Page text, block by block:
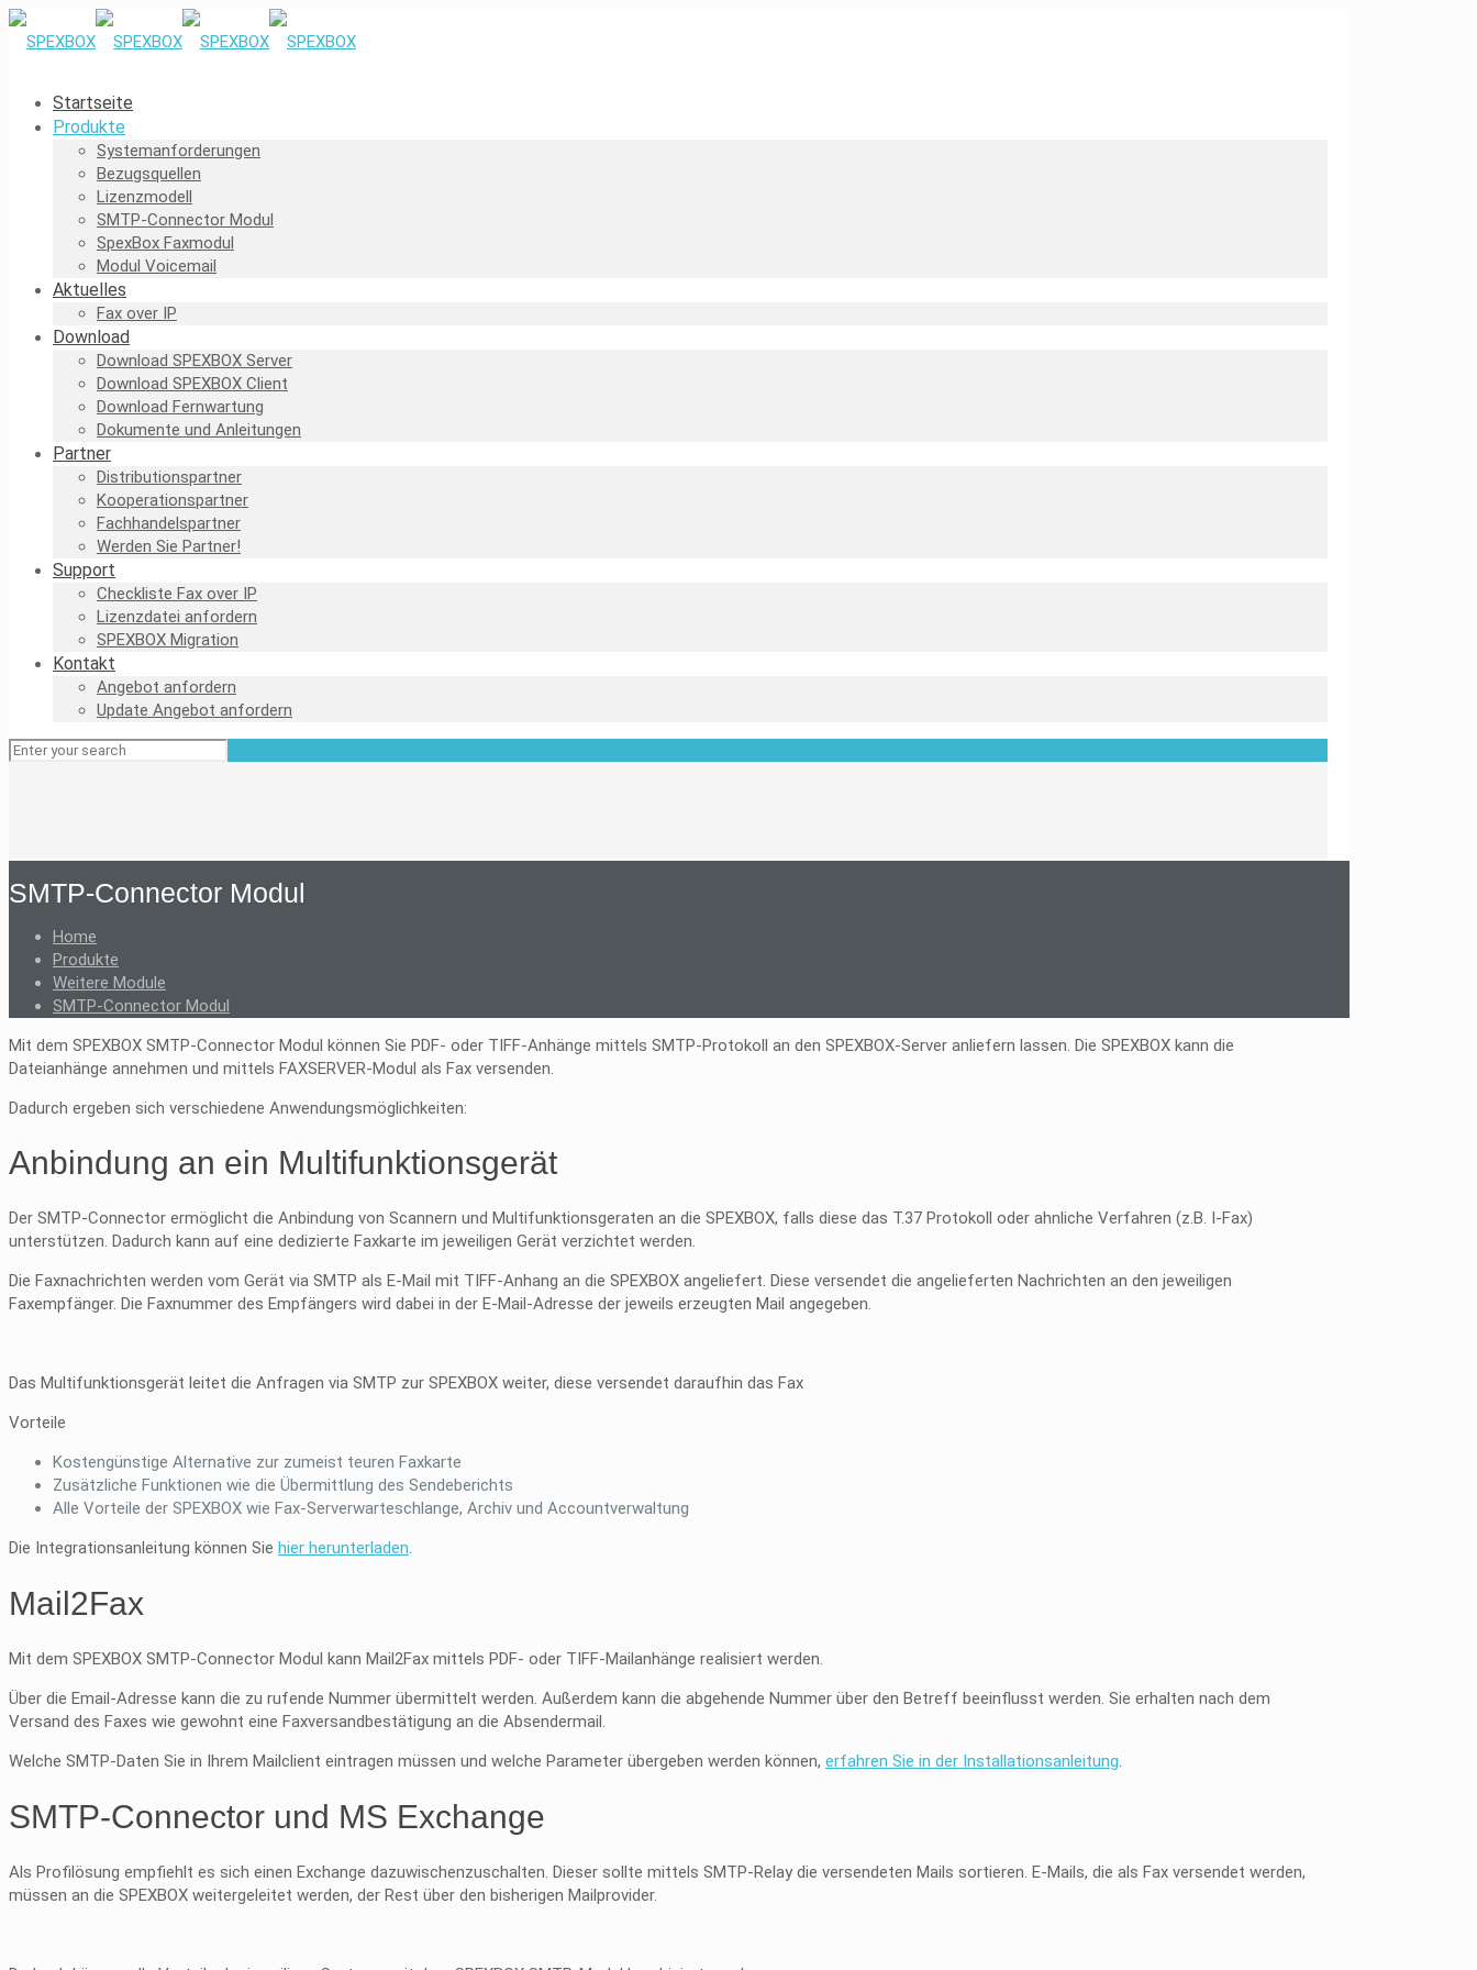
Startseite
Produkte
Systemanforderungen
Bezugsquellen
Lizenzmodell
SMTP-Connector Modul
SpexBox Faxmodul
Modul Voicemail
Aktuelles
Fax over IP
Download
Download SPEXBOX Server
Download SPEXBOX Client
Download Fernwartung
Dokumente und Anleitungen
Partner
Distributionspartner
Kooperationspartner
Fachhandelspartner
Werden Sie Partner!
Support
Checkliste Fax over IP
Lizenzdatei anfordern
SPEXBOX Migration
Kontakt
Angebot anfordern
Update Angebot anfordern
SMTP-Connector Modul
Home
Produkte
Weitere Module
SMTP-Connector Modul
Mit dem SPEXBOX SMTP-Connector Modul können Sie PDF- oder TIFF-Anhänge mittels SMTP-Protokoll an den SPEXBOX-Server anliefern lassen. Die SPEXBOX kann die
Dateianhänge annehmen und mittels FAXSERVER-Modul als Fax versenden.
Dadurch ergeben sich verschiedene Anwendungsmöglichkeiten:
Anbindung an ein Multifunktionsgerät
Der SMTP-Connector ermöglicht die Anbindung von Scannern und Multifunktionsgeraten an die SPEXBOX, falls diese das T.37 Protokoll oder ahnliche Verfahren (z.B. I-Fax)
unterstützen. Dadurch kann auf eine dedizierte Faxkarte im jeweiligen Gerät verzichtet werden.
Die Faxnachrichten werden vom Gerät via SMTP als E-Mail mit TIFF-Anhang an die SPEXBOX angeliefert. Diese versendet die angelieferten Nachrichten an den jeweiligen
Faxempfänger. Die Faxnummer des Empfängers wird dabei in der E-Mail-Adresse der jeweils erzeugten Mail angegeben.
Das Multifunktionsgerät leitet die Anfragen via SMTP zur SPEXBOX weiter, diese versendet daraufhin das Fax
Vorteile
Kostengünstige Alternative zur zumeist teuren Faxkarte
Zusätzliche Funktionen wie die Übermittlung des Sendeberichts
Alle Vorteile der SPEXBOX wie Fax-Serverwarteschlange, Archiv und Accountverwaltung
Die Integrationsanleitung können Sie hier herunterladen.
Mail2Fax
Mit dem SPEXBOX SMTP-Connector Modul kann Mail2Fax mittels PDF- oder TIFF-Mailanhänge realisiert werden.
Über die Email-Adresse kann die zu rufende Nummer übermittelt werden. Außerdem kann die abgehende Nummer über den Betreff beeinflusst werden. Sie erhalten nach dem
Versand des Faxes wie gewohnt eine Faxversandbestätigung an die Absendermail.
Welche SMTP-Daten Sie in Ihrem Mailclient eintragen müssen und welche Parameter übergeben werden können, erfahren Sie in der Installationsanleitung.
SMTP-Connector und MS Exchange
Als Profilösung empfiehlt es sich einen Exchange dazuwischenzuschalten. Dieser sollte mittels SMTP-Relay die versendeten Mails sortieren. E-Mails, die als Fax versendet werden,
müssen an die SPEXBOX weitergeleitet werden, der Rest über den bisherigen Mailprovider.